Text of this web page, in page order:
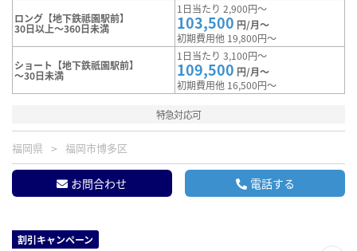
ロング【地下鉄祗園駅前】
30日以上～360日未満
1日当たり 2,900円～
103,500 円/月～
初期費用他 19,800円～
ショート【地下鉄祇園駅前】
～30日未満
1日当たり 3,100円～
109,500 円/月～
初期費用他 16,500円～
特急対応可
福岡県 福岡市博多区
お問合わせ 電話する
割引キャンペーン